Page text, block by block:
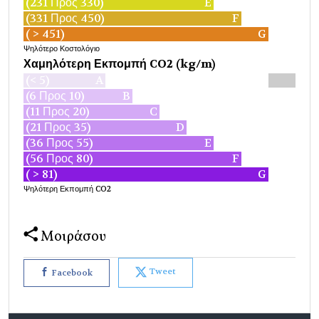
(331 Προς 450)
F
( > 451)
G
Ψηλότερο Κοστολόγιο
Χαμηλότερη Εκπομπή CO2 (kg/m)
(< 5)
A
(6 Προς 10)
B
(11 Προς 20)
C
(21 Προς 35)
D
(36 Προς 55)
E
(56 Προς 80)
F
( > 81)
G
Ψηλότερη Εκπομπή CO2
Μοιράσου
Facebook Tweet